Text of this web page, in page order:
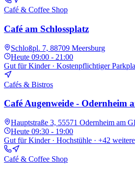
Café & Coffee Shop
Café am Schlossplatz
Schloßpl. 7, 88709 Meersburg
Heute 09:00 - 21:00
Gut für Kinder · Kostenpflichtiger
Cafés & Bistros
Café Augenweide - Odernheim
Hauptstraße 3, 55571 Odernheim am
Heute 09:30 - 19:00
Gut für Kinder · Hochstühle · +42 weitere
Café & Coffee Shop